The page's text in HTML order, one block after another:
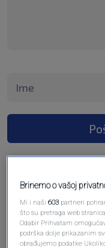
Brinemo o vašoj
Mi i naši603 partneri
što su pretraga web
Odabir Prihvatam
podrška dolje prikazanim
obrađujemo podatke